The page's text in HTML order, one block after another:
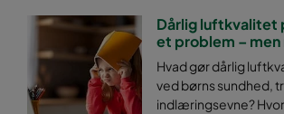
0170 490x490x520-8 ePM1 70%
0170 287x490x520-5 ePM1 70%
Dårlig luftkvalitet
et problem – men
Hvad gør dårlig
ved børns sundhed,
indlæringsevne?